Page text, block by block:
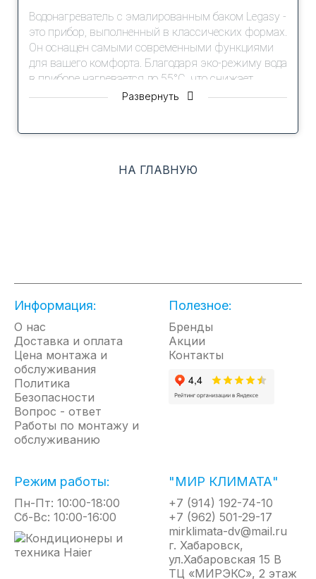
Водонагреватель с эмалированным баком Legasy -
это прибор, выполненный в классических формах.
Он оснащен самыми современными функциями
для вашего комфорта. Благодаря эко-режиму вода
в приборе нагревается до 55°C, что снижает
образование накипи, повышает ресурс
вы можете контролировать актуальную
Отличительные особенности
• Медный нагревательный элемент
• Защита от коррозии. Магниевый анод
увеличенной массы
• Режим ЭКО
• Система защиты от коррозии «Protect tank»
• Предохранительный клапан. Для защиты
устройства от превышающего норму
гидравлического давления
• 5 лет гарантии на внутренний бак
Развернуть
НА ГЛАВНУЮ
Информация:
О нас
Доставка и оплата
Цена монтажа и
обслуживания
Политика
Безопасности
Вопрос - ответ
Работы по монтажу и
обслуживанию
Полезное:
Бренды
Акции
Контакты
Режим работы:
Пн-Пт: 10:00-18:00
Сб-Вс: 10:00-16:00
"МИР КЛИМАТА"
+7 (914) 192-74-10
+7 (962) 501-29-17
mirklimata-dv@mail.ru
г. Хабаровск,
ул.Хабаровская 15 В
ТЦ «МИРЭКС», 2 этаж